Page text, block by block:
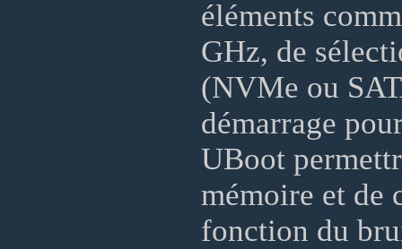
éléments
GHz, de
(NVMe ou
démarrage
UBoot
mémoire et de
fonction du